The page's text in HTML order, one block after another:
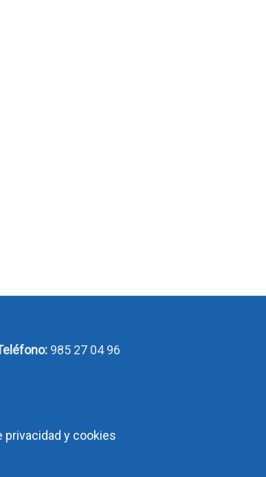
985 27 04 96
privacidad y cookies